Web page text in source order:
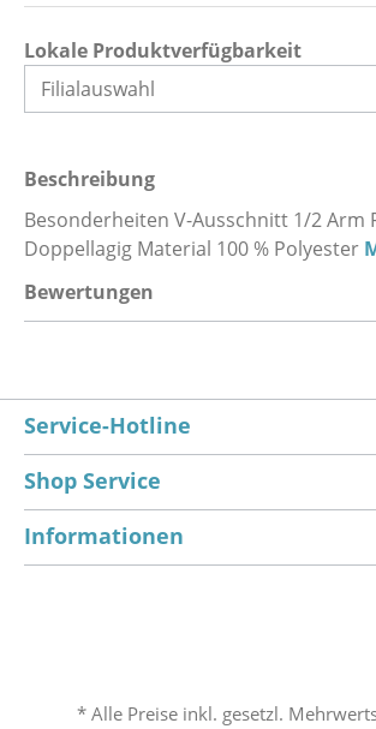
Lokale Produktverfügbarkeit
Beschreibung
Besonderheiten V-Ausschnitt 1/2 Arm
Doppellagig Material 100 % Polyester
Bewertungen
Service-Hotline
Shop Service
Informationen
* Alle Preise inkl. gesetzl.